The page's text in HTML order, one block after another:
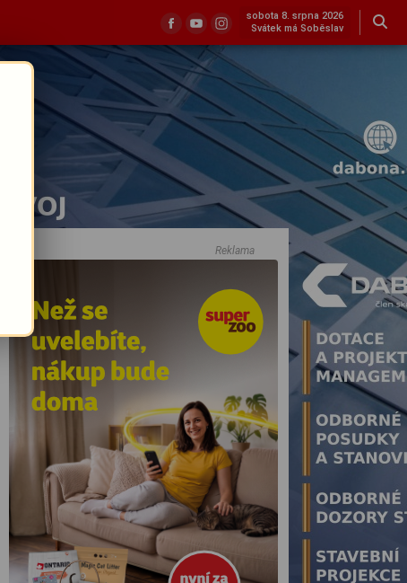
sobota 8. srpna 2026
Svátek má Soběslav
Reklama